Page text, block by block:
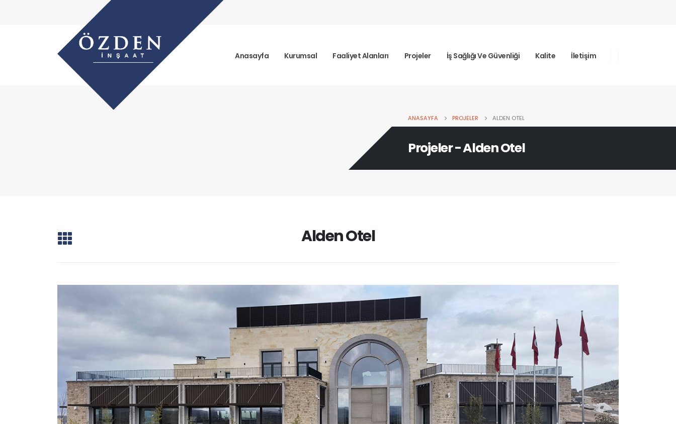
Anasayfa Kurumsal Faaliyet Alanları Projeler İş Sağlığı Ve Güvenliği Kalite İletişim
ANASAYFA PROJELER ALDEN OTEL
Projeler - Alden Otel
Alden Otel